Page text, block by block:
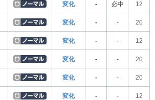
変化 - 必中 12
変化 - - 20
変化 - - 12
変化 - - 20
変化 - - 20
変化 - - 12